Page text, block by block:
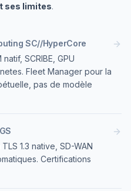
ses limites.
SC//HyperCore
SCRIBE, GPU
Fleet Manager pour la
pas de modèle
1.3 native, SD-WAN
Certifications